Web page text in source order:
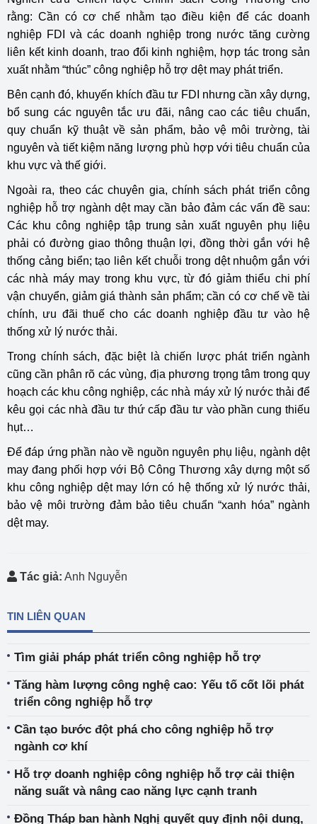
rằng: Cần có cơ chế nhằm tạo điều kiện để các doanh
nghiệp FDI và các doanh nghiệp trong nước tăng cường
liên kết kinh doanh, trao đổi kinh nghiệm, hợp tác trong sản
xuất nhằm “thúc” công nghiệp hỗ trợ dệt may phát triển.
Bên cạnh đó, khuyến khích đầu tư FDI nhưng cần xây dựng,
bổ sung các nguyên tắc ưu đãi, nâng cao các tiêu chuẩn,
quy chuẩn kỹ thuật về sản phẩm, bảo vệ môi trường, tài
nguyên và tiết kiệm năng lượng phù hợp với tiêu chuẩn của
khu vực và thế giới.
Ngoài ra, theo các chuyên gia, chính sách phát triển công
nghiệp hỗ trợ ngành dệt may cần bảo đảm các vấn đề sau:
Các khu công nghiệp tập trung sản xuất nguyên phụ liệu
phải có đường giao thông thuận lợi, đồng thời gắn với hệ
thống cảng biển; tạo liên kết chuỗi trong dệt nhuộm gắn với
các nhà máy may trong khu vực, từ đó giảm thiểu chi phí
vận chuyển, giảm giá thành sản phẩm; cần có cơ chế về tài
chính, ưu đãi thuế cho các doanh nghiệp đầu tư vào hệ
thống xử lý nước thải.
Trong chính sách, đặc biệt là chiến lược phát triển ngành
cũng cần phân rõ các vùng, địa phương trọng tâm trong quy
hoạch các khu công nghiệp, các nhà máy xử lý nước thải để
kêu gọi các nhà đầu tư thứ cấp đầu tư vào phần cung thiếu
hụt…
Để đáp ứng phần nào về nguồn nguyên phụ liệu, ngành dệt
may đang phối hợp với Bộ Công Thương xây dựng một số
khu công nghiệp dệt may lớn có hệ thống xử lý nước thải,
bảo vệ môi trường đảm bảo tiêu chuẩn “xanh hóa” ngành
dệt may.
Tác giả: Anh Nguyễn
TIN LIÊN QUAN
Tìm giải pháp phát triển công nghiệp hỗ trợ
Tăng hàm lượng công nghệ cao: Yếu tố cốt lõi phát
triển công nghiệp hỗ trợ
Cần tạo bước đột phá cho công nghiệp hỗ trợ
ngành cơ khí
Hỗ trợ doanh nghiệp công nghiệp hỗ trợ cải thiện
năng suất và nâng cao năng lực cạnh tranh
Đồng Tháp ban hành Nghị quyết quy định nội dung,